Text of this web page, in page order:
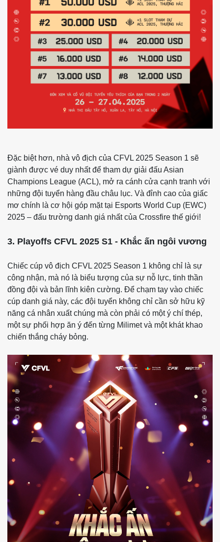
Đặc biệt hơn, nhà vô địch của CFVL 2025 Season 1 sẽ
giành được vé duy nhất để tham dự giải đấu Asian
Champions League (ACL), mở ra cánh cửa cạnh tranh với
những đội tuyển hàng đầu châu lục. Và đỉnh cao của giấc
mơ chính là cơ hội góp mặt tại Esports World Cup (EWC)
2025 – đấu trường danh giá nhất của Crossfire thế giới!
3. Playoffs CFVL 2025 S1 - Khắc ấn ngôi vương
Chiếc cúp vô địch CFVL 2025 Season 1 không chỉ là sự
công nhận, mà nó là biểu tượng của sự nỗ lực, tinh thần
đồng đội và bản lĩnh kiên cường. Để chạm tay vào chiếc
cúp danh giá này, các đội tuyển không chỉ cần sở hữu kỹ
năng cá nhân xuất chúng mà còn phải có một ý chí thép,
một sự phối hợp ăn ý đến từng Milimet và một khát khao
chiến thắng cháy bỏng.